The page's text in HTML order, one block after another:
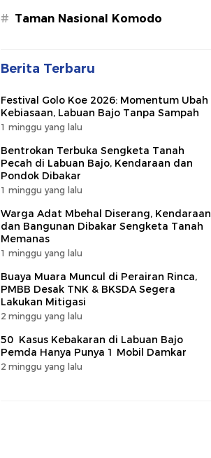
# Taman Nasional Komodo
Berita Terbaru
Festival Golo Koe 2026: Momentum Ubah
Kebiasaan, Labuan Bajo Tanpa Sampah
1 minggu yang lalu
Bentrokan Terbuka Sengketa Tanah
Pecah di Labuan Bajo, Kendaraan dan
Pondok Dibakar
1 minggu yang lalu
Warga Adat Mbehal Diserang, Kendaraan
dan Bangunan Dibakar Sengketa Tanah
Memanas
1 minggu yang lalu
Buaya Muara Muncul di Perairan Rinca,
PMBB Desak TNK & BKSDA Segera
Lakukan Mitigasi
2 minggu yang lalu
50 Kasus Kebakaran di Labuan Bajo
Pemda Hanya Punya 1 Mobil Damkar
2 minggu yang lalu